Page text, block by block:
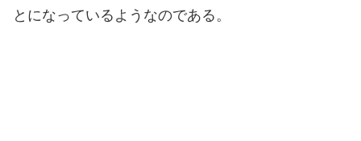
とになっているようなのである。